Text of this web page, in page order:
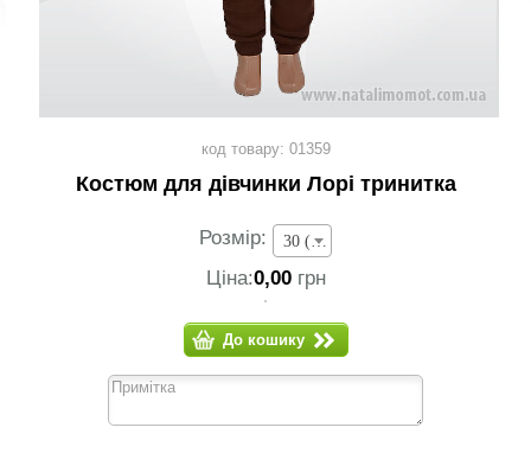
код товару: 01359
Костюм для дівчинки Лорі тринитка
Розмір: 30 (зріст 104-110 см) - 0,00 грн
Ціна:0,00грн
До кошику